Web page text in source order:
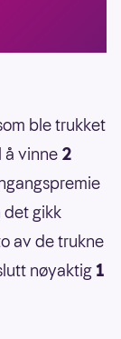
ble trukket
å vinne 2
det gikk
av de trukne
nøyaktig1